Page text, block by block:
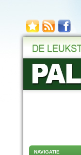
NAVIGATIE